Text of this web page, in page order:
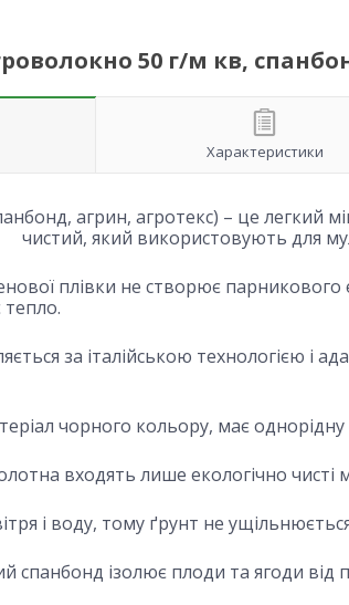
50 г/м кв,
Характеристики
агрин, агротекс) – це легкий
чистий, який використовують для
плівки не створює
тепло.
за італійською технологією і
чорного кольору, має однорідну
входять лише екологічно чисті
і воду, тому ґрунт не
спанбонд ізолює плоди та ягоди